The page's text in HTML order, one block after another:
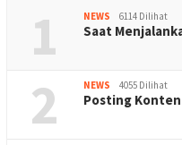
1 NEWS 6114 Dilihat
Saat
2 NEWS 4055 Dilihat
Posting